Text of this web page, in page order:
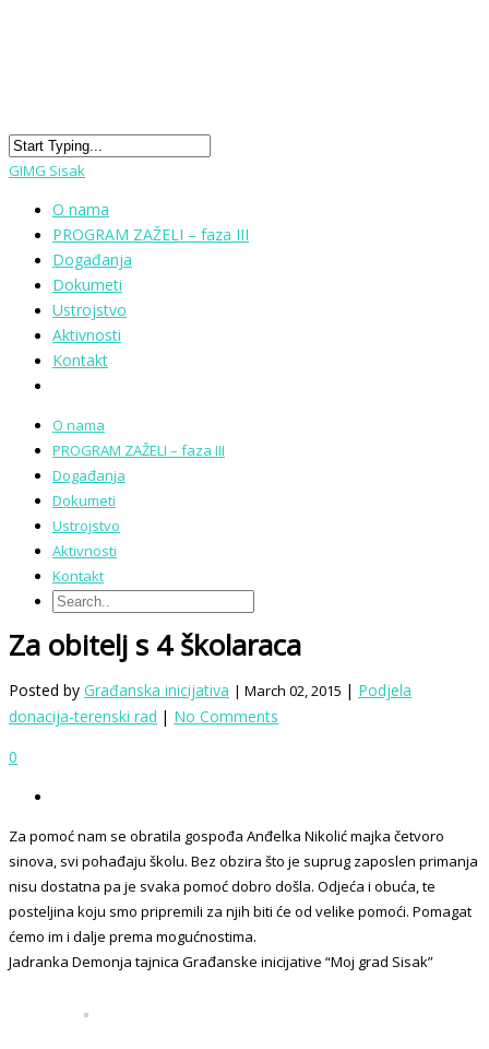
GIMG Sisak
O nama
PROGRAM ZAŽELI – faza III
Događanja
Dokumeti
Ustrojstvo
Aktivnosti
Kontakt
O nama
PROGRAM ZAŽELI – faza III
Događanja
Dokumeti
Ustrojstvo
Aktivnosti
Kontakt
Za obitelj s 4 školaraca
Posted by Građanska inicijativa | March 02, 2015 | Podjela
donacija-terenski rad | No Comments
0
Za pomoć nam se obratila gospođa Anđelka Nikolić majka četvoro
sinova, svi pohađaju školu. Bez obzira što je suprug zaposlen primanja
nisu dostatna pa je svaka pomoć dobro došla. Odjeća i obuća, te
posteljina koju smo pripremili za njih biti će od velike pomoći. Pomagat
ćemo im i dalje prema mogućnostima.
Jadranka Demonja tajnica Građanske inicijative “Moj grad Sisak”